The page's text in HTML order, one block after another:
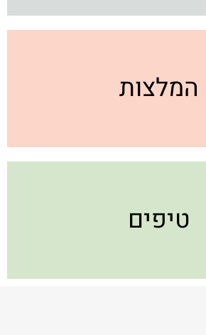
המלצות
טיפים